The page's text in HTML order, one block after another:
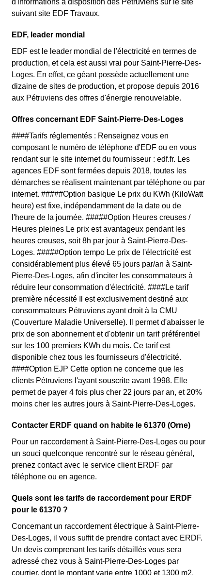
d'informations à disposition des Pétruviens sur le site
suivant site EDF Travaux.
EDF, leader mondial
EDF est le leader mondial de l'électricité en termes de
production, et cela est aussi vrai pour Saint-Pierre-Des-
Loges. En effet, ce géant possède actuellement une
dizaine de sites de production, et propose depuis 2016
aux Pétruviens des offres d'énergie renouvelable.
Offres concernant EDF Saint-Pierre-Des-Loges
####Tarifs réglementés : Renseignez vous en
composant le numéro de téléphone d'EDF ou en vous
rendant sur le site internet du fournisseur : edf.fr. Les
agences EDF sont fermées depuis 2018, toutes les
démarches se réalisent maintenant par téléphone ou par
internet. #####Option basique Le prix du KWh (KiloWatt
heure) est fixe, indépendamment de la date ou de
l'heure de la journée. #####Option Heures creuses /
Heures pleines Le prix est avantageux pendant les
heures creuses, soit 8h par jour à Saint-Pierre-Des-
Loges. #####Option tempo Le prix de l'électricité est
considérablement plus élevé 65 jours par/an à Saint-
Pierre-Des-Loges, afin d'inciter les consommateurs à
réduire leur consommation d'électricité. ####Le tarif
première nécessité Il est exclusivement destiné aux
consommateurs Pétruviens ayant droit à la CMU
(Couverture Maladie Universelle). Il permet d'abaisser le
prix de son abonnement et d'obtenir un tarif préférentiel
sur les 100 premiers KWh du mois. Ce tarif est
disponible chez tous les fournisseurs d'électricité.
####Option EJP Cette option ne concerne que les
clients Pétruviens l'ayant souscrite avant 1998. Elle
permet de payer 4 fois plus cher 22 jours par an, et 20%
moins cher les autres jours à Saint-Pierre-Des-Loges.
Contacter ERDF quand on habite le 61370 (Orne)
Pour un raccordement à Saint-Pierre-Des-Loges ou pour
un souci quelconque rencontré sur le réseau général,
prenez contact avec le service client ERDF par
téléphone ou en agence.
Quels sont les tarifs de raccordement pour ERDF
pour le 61370 ?
Concernant un raccordement électrique à Saint-Pierre-
Des-Loges, il vous suffit de prendre contact avec ERDF.
Un devis comprenant les tarifs détaillés vous sera
adressé chez vous à Saint-Pierre-Des-Loges par
courrier, dont le montant varie entre 1000 et 1300 m2.